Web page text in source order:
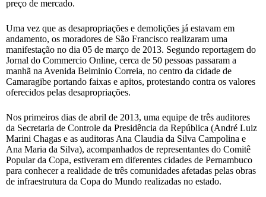
preço de mercado.
Uma vez que as desapropriações e demolições já estavam em
andamento, os moradores de São Francisco realizaram uma
manifestação no dia 05 de março de 2013. Segundo reportagem do
Jornal do Commercio Online, cerca de 50 pessoas passaram a
manhã na Avenida Belminio Correia, no centro da cidade de
Camaragibe portando faixas e apitos, protestando contra os valores
oferecidos pelas desapropriações.
Nos primeiros dias de abril de 2013, uma equipe de três auditores
da Secretaria de Controle da Presidência da República (André Luiz
Marini Chagas e as auditoras Ana Claudia da Silva Campolina e
Ana Maria da Silva), acompanhados de representantes do Comitê
Popular da Copa, estiveram em diferentes cidades de Pernambuco
para conhecer a realidade de três comunidades afetadas pelas obras
de infraestrutura da Copa do Mundo realizadas no estado.